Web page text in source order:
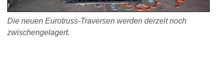
Die neuen Eurotruss-Traversen werden derzeit noch
zwischengelagert.